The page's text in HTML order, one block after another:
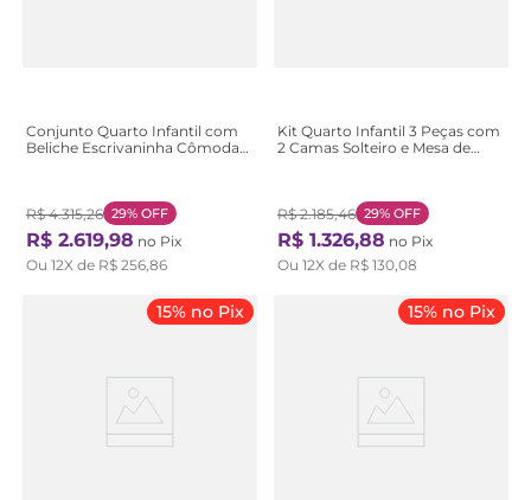
Conjunto Quarto Infantil com
Beliche Escrivaninha Cômoda e
R$ 4.315,26 29% OFF
R$ 2.619,98 no Pix
Ou 12X de R$ 256,86
Kit Quarto Infantil 3 Peças com
2 Camas Solteiro e Mesa de
R$ 2.185,46 29% OFF
R$ 1.326,88 no Pix
Ou 12X de R$ 130,08
15% no Pix 15% no Pix